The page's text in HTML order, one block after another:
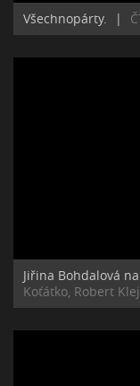
Všechnopárty. |
Jiřina Bohdalová
Koťátko, Robert